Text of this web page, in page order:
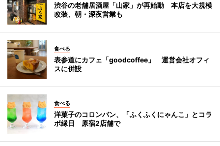
渋谷の老舗居酒屋「山家」が再始動 本店を大規模
改装、朝・深夜営業も
食べる
表参道にカフェ「goodcoffee」 運営会社オフィ
スに併設
食べる
洋菓子のコロンバン、「ふくふくにゃんこ」とコラ
ボ縁日 原宿2店舗で